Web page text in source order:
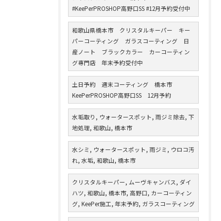
#KeePerPROSHOP高野口SS #12月予約受付中
和歌山県橋本市 クリスタルキーパー キー
パーコーティング ガラスコーティング 日
産ノート ブラックカラー カーコーティン
グ専門店 年末予約受付中
土日予約 週末コーティング 橋本市
KeePerPROSHOP高野口SS 12月予約
水垢取り, ウォータースポット, 雨ジミ除去, 下
地処理, 和歌山, 橋本市
水シミ, ウォータースポット, 雨ジミ, ウロコ汚
れ, 水垢, 和歌山, 橋本市
クリスタルキーパー, ムーヴキャンバス, ダイ
ハツ, 和歌山, 橋本市, 高野口, カーコーティン
グ, KeePer施工, 年末予約, ガラスコーティング